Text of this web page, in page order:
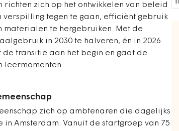
richten zich op het ontwikkelen van beleid
tegen te gaan, efficiënt gebruik
materialen te hergebruiken. Met de
in 2030 te halveren, én in 2026
transitie aan het begin en gaat de
leermomenten.
zich op ambtenaren die dagelijks
Amsterdam. Vanuit de startgroep van 75